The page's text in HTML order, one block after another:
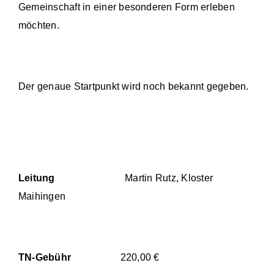
Gemeinschaft in einer besonderen Form erleben
möchten.
Der genaue Startpunkt wird noch bekannt gegeben.
Leitung
Martin Rutz, Kloster
Maihingen
TN-Gebühr 220,00 €